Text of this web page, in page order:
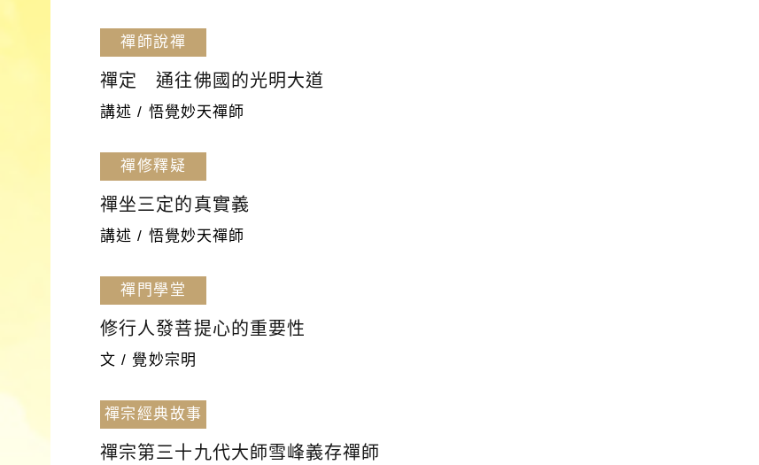
禪師說禪
禪定 通往佛國的光明大道
講述 / 悟覺妙天禪師
禪修釋疑
禪坐三定的真實義
講述 / 悟覺妙天禪師
禪門學堂
修行人發菩提心的重要性
文 / 覺妙宗明
禪宗經典故事
禪宗第三十九代大師雪峰義存禪師